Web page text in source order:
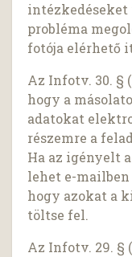
probléma
fotója elérhető
Az Infotv. 30. §
hogy a
adatokat
részemre a
Ha az igényelt
lehet e-
hogy azokat a
töltse fel.
Az Infotv. 29. §